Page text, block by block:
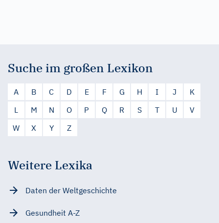
Suche im großen Lexikon
A B C D E F G H I J
K
L
M N O P Q R S T U
V
W
X Y Z
Weitere Lexika
Daten der Weltgeschichte
Gesundheit A-Z